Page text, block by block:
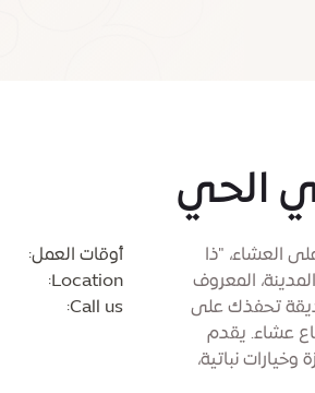
الحي
العشاء، "ذا
المعروف
تحفذك على
عشاء. يقدم
نباتية،
أوقات العمل:
Location:
Call us: